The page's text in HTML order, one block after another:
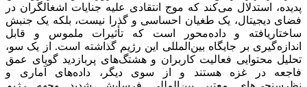
پدیده، استدلال می‌کند که موج انتقادی علیه جنایات اشغالگران در
فضای دیجیتال، یک طغیان احساسی و گذرا نیست، بلکه یک جنبش
ساختاریافته و داده‌محور است که تأثیرات ملموس و قابل
اندازه‌گیری بر جایگاه بین‌المللی این رژیم گذاشته است. از یک سو،
تحلیل محتوایی فعالیت کاربران و هشتگ‌های پربازدید گویای عمق
فاجعه در غزه هستند و از سوی دیگر، داده‌های آماری و